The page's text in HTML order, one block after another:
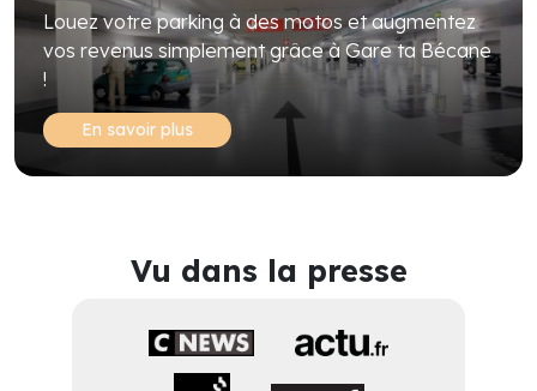
Louez votre parking à des motos et augmentez
vos revenus simplement grâce à Gare ta Bécane
!
En savoir plus
Vu dans la presse